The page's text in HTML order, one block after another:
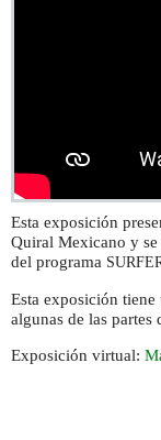
Esta exposición
Quiral Mexicano y se
del programa
Esta exposición
algunas de las partes
Exposición virtual: